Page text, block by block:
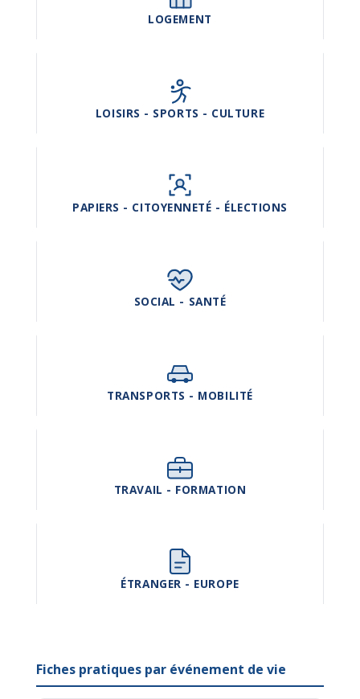
LOGEMENT
LOISIRS - SPORTS - CULTURE
PAPIERS - CITOYENNETÉ - ÉLECTIONS
SOCIAL - SANTÉ
TRANSPORTS - MOBILITÉ
TRAVAIL - FORMATION
ÉTRANGER - EUROPE
Fiches pratiques par événement de vie